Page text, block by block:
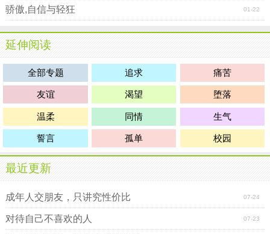
01-22
骄傲,自信与轻狂
延伸阅读
全部专题 追求 痛苦
友谊 渴望 堕落
温柔 同情 生气
誓言 孤单 校园
最近更新
07-24
成年人交朋友，只讲究性价比
07-23
对待自己不喜欢的人